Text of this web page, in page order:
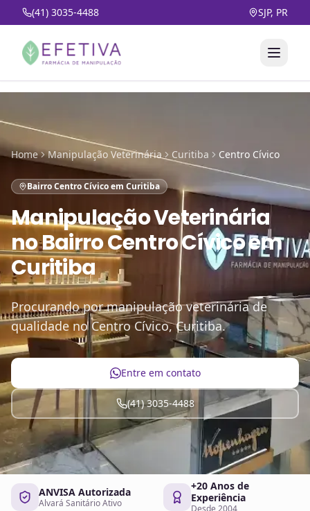
(41) 3035-4488 SJP, PR
Home Manipulação Veterinária Curitiba Centro Cívico
Bairro Centro Cívico em Curitiba
Manipulação Veterinária
noBairro Centro Cívico em
Curitiba
Procurando por manipulação veterinária de
qualidade no Centro Cívico, Curitiba.
Entre em contato
(41) 3035-4488
ANVISA Autorizada
Alvará Sanitário Ativo
+20 Anos de
Experiência
Desde 2004